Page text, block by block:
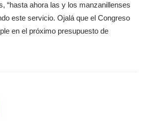
“hasta ahora las y los manzanillenses
este servicio. Ojalá que el Congreso
en el próximo presupuesto de